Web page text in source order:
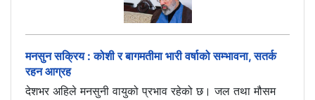
मनसुन सक्रिय : कोशी र बागमतीमा भारी वर्षाको सम्भावना, सतर्क
रहन आग्रह
देशभर अहिले मनसुनी वायुको प्रभाव रहेको छ। जल तथा मौसम